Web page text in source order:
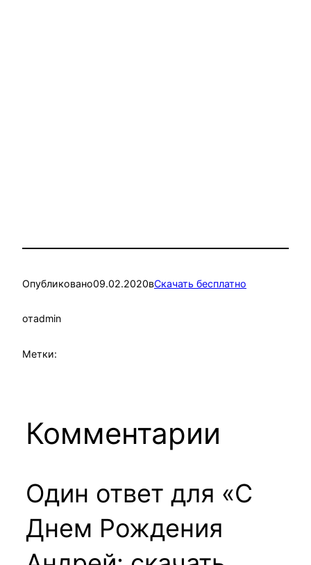
Опубликовано09.02.2020вСкачать бесплатно
отadmin
Метки:
Комментарии
Один ответ для «С
Днем Рождения